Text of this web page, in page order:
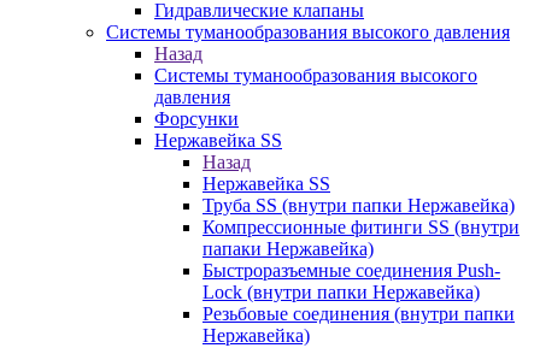
Гидравлические клапаны
Системы туманообразования высокого давления
Назад
Системы туманообразования высокого
давления
Форсунки
Нержавейка SS
Назад
Нержавейка SS
Труба SS (внутри папки Нержавейка)
Компрессионные фитинги SS (внутри
папаки Нержавейка)
Быстроразъемные соединения Push-
Lock (внутри папки Нержавейка)
Резьбовые соединения (внутри папки
Нержавейка)